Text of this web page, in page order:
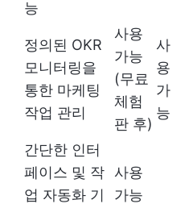
능
정의된 OKR
모니터링을
통한 마케팅
작업 관리
사용
가능
(무료
체험
판 후)
사
용
가
능
간단한 인터
페이스 및 작
업 자동화 기
사용
가능